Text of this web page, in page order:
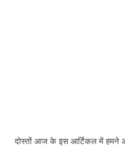
दोस्तों आज के इस आर्टिकल में हमने